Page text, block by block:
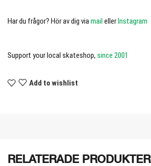
Har du frågor? Hör av dig viamail ellerInstagram
Support your local skateshop, since 2001
Add to wishlist
RELATERADE PRODUKTER